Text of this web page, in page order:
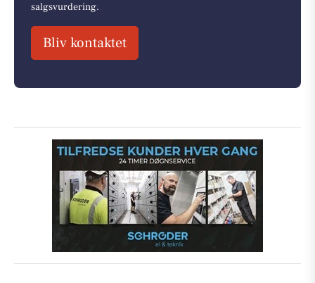
salgsvurdering.
Bliv kontaktet